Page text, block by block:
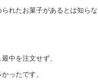
れたお菓子があるとは知らな
中を注文せず、
ったです。